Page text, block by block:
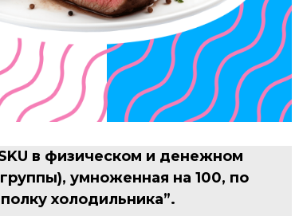
в физическом и денежном
умноженная на 100, по
холодильника”.